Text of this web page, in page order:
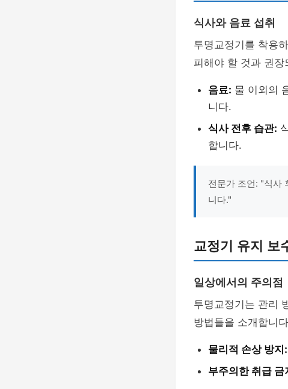
식사와 음료 섭취
투명교정기를 착용
피해야 할 것과 권
음료: 물 이외의
니다.
식사 전후 습관:
합니다.
전문가 조언: "식사
니다."
교정기 유지 보
일상에서의 주의점
투명교정기는 관리
방법들을 소개합니
물리적 손상 방지:
부주의한 취급 금